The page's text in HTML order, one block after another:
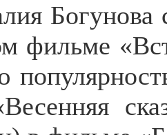
Богунова
фильме